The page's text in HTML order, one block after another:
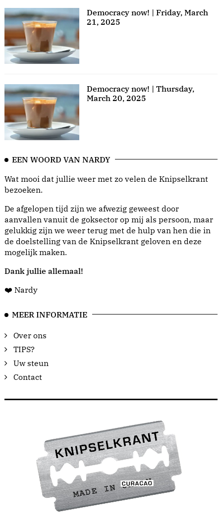
Democracy now! | Friday, March
21, 2025
Democracy now! | Thursday,
March 20, 2025
EEN WOORD VAN NARDY
Wat mooi dat jullie weer met zo velen de Knipselkrant
bezoeken.
De afgelopen tijd zijn we afwezig geweest door
aanvallen vanuit de goksector op mij als persoon, maar
gelukkig zijn we weer terug met de hulp van hen die in
de doelstelling van de Knipselkrant geloven en deze
mogelijk maken.
Dank jullie allemaal!
❤️ Nardy
MEER INFORMATIE
Over ons
TIPS?
Uw steun
Contact